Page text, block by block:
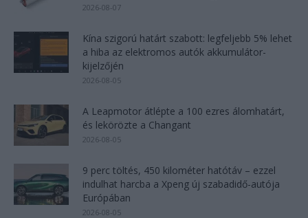
2026-08-07
Kína szigorú határt szabott: legfeljebb 5% lehet
a hiba az elektromos autók akkumulátor-
kijelzőjén
2026-08-05
A Leapmotor átlépte a 100 ezres álomhatárt,
és lekörözte a Changant
2026-08-05
9 perc töltés, 450 kilométer hatótáv – ezzel
indulhat harcba a Xpeng új szabadidő-autója
Európában
2026-08-05